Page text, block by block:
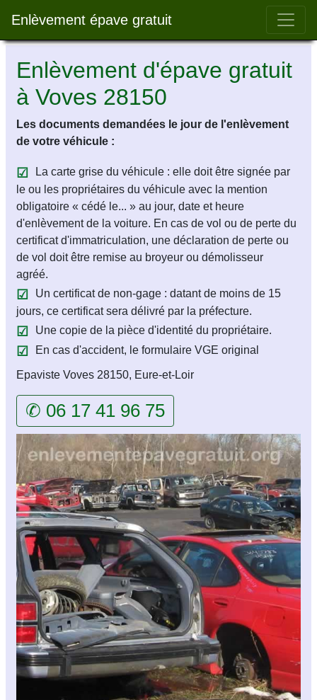
Enlèvement épave gratuit Bar
Enlèvement d'épave gratuit
à Voves 28150
Les documents demandées le jour de l'enlèvement
de votre véhicule :
La carte grise du véhicule : elle doit être signée par
le ou les propriétaires du véhicule avec la mention
obligatoire « cédé le... » au jour, date et heure
d'enlèvement de la voiture. En cas de vol ou de perte du
certificat d'immatriculation, une déclaration de perte ou
de vol doit être remise au broyeur ou démolisseur
agréé.
Un certificat de non-gage : datant de moins de 15
jours, ce certificat sera délivré par la préfecture.
Une copie de la pièce d'identité du propriétaire.
En cas d'accident, le formulaire VGE original
Epaviste Voves 28150, Eure-et-Loir
✆ 06 17 41 96 75